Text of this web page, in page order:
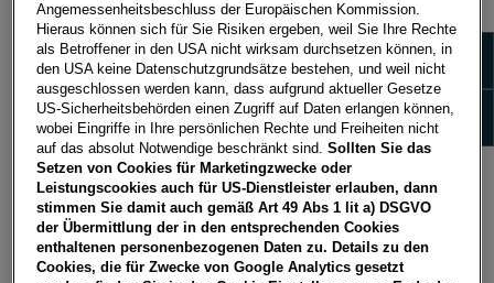
Zeige
Zeige
Sie fragen sich vielleicht, was ist eigentlich
Leasing? Dahinter steckt ein einfacher
Grundgedanke: Man schafft sich das Auto
nicht an, um Eigentum zu erwerben, sondern
möchte es nur für bestimmte Zwecke nutzen.
Und dafür muss man es nicht kaufen, sondern
kann es einfach für eine bestimmteLaufzeit
leasen.
Mit
lässt
ganz
den
Angemessenheitsbeschluss der Europäischen Kommission.
Hieraus können sich für Sie Risiken ergeben, weil Sie Ihre Rechte
als Betroffener in den USA nicht wirksam durchsetzen können, in
den USA keine Datenschutzgrundsätze bestehen, und weil nicht
ausgeschlossen werden kann, dass aufgrund aktueller Gesetze
US-Sicherheitsbehörden einen Zugriff auf Daten erlangen können,
wobei Eingriffe in Ihre persönlichen Rechte und Freiheiten nicht
auf das absolut Notwendige beschränkt sind.Sollten Sie das
Setzen von Cookies für Marketingzwecke oder
Leistungscookies auch für US-Dienstleister erlauben, dann
stimmen Sie damit auch gemäß Art 49 Abs 1 lit a) DSGVO
der Übermittlung der in den entsprechenden Cookies
enthaltenen personenbezogenen Daten zu. Details zu den
Cookies, die für Zwecke von Google Analytics gesetzt